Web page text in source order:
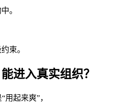
。
束。
进入真实组织？
起来爽”，